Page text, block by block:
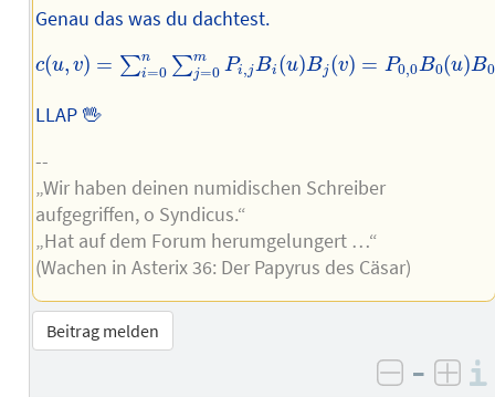
Genau das was du dachtest.
c(u, v) = ∑n
i=0 ∑m
j=0 Pi,jBi (u)Bj (v) = P0,0B0(u)B0
c(u, v)= 0n∑ 0mP Bi u)B j(v)=P 0,0B u)B 0(v )+P0,1
LLAP 🖖
--
„Wir haben deinen numidischen Schreiber
aufgegriffen, o Syndicus.“
„Hat auf dem Forum herumgelungert …“
(Wachen in Asterix 36: Der Papyrus des Cäsar)
Beitrag melden
negativ
–